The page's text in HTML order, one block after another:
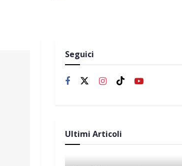
Seguici
Ultimi Articoli